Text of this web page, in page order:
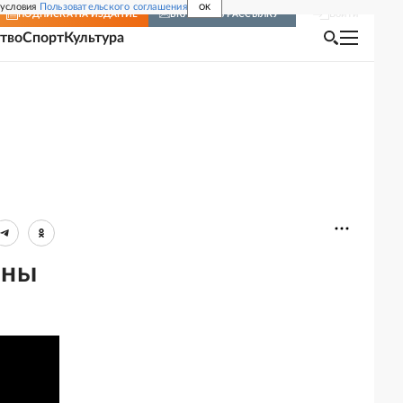
Пользовательского соглашения OK
ПОДПИСКА НА ИЗДАНИЕ ВКЛЮЧИТЬ РАССЫЛКУ
СпортКультура